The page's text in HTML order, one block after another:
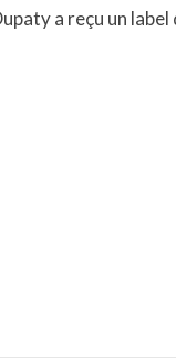
a reçu un